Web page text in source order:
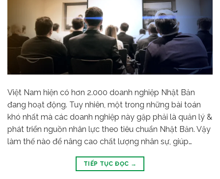
Việt Nam hiện có hơn 2.000 doanh nghiệp Nhật Bản
đang hoạt động. Tuy nhiên, một trong những bài toán
khó nhất mà các doanh nghiệp này gặp phải là quản lý &
phát triển nguồn nhân lực theo tiêu chuẩn Nhật Bản. Vậy
làm thế nào để nâng cao chất lượng nhân sự, giúp…
TIẾP TỤC ĐỌC →